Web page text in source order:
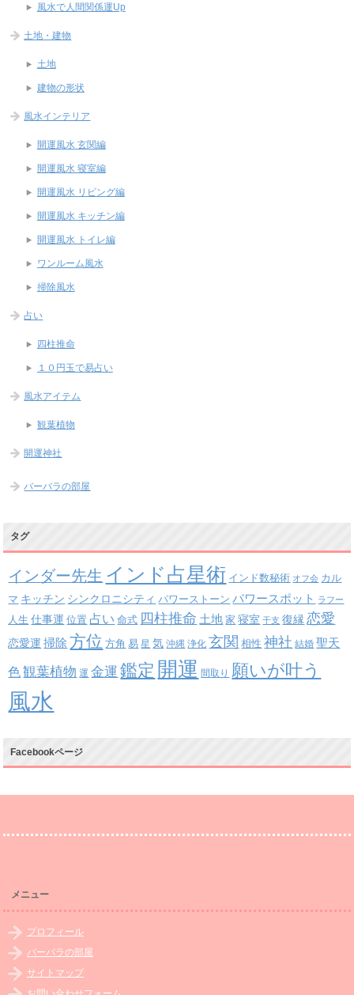
風水で人間関係運Up
土地・建物
土地
建物の形状
風水インテリア
開運風水 玄関編
開運風水 寝室編
開運風水 リビング編
開運風水 キッチン編
開運風水 トイレ編
ワンルーム風水
掃除風水
占い
四柱推命
１０円玉で易占い
風水アイテム
観葉植物
開運神社
バーバラの部屋
タグ
インダー先生 インド占星術 インド数秘術 オフ会 カル
マ キッチン シンクロニシティ パワーストーン パワースポット ラフー
人生 仕事運 位置 占い 命式 四柱推命 土地 家 寝室 干支 復縁 恋愛
恋愛運 掃除 方位 方角 易 星 気 沖縄 浄化 玄関 相性 神社 結婚 聖天
色 観葉植物 運 金運 鑑定 開運 間取り 願いが叶う
風水
Facebookページ
メニュー
プロフィール
バーバラの部屋
サイトマップ